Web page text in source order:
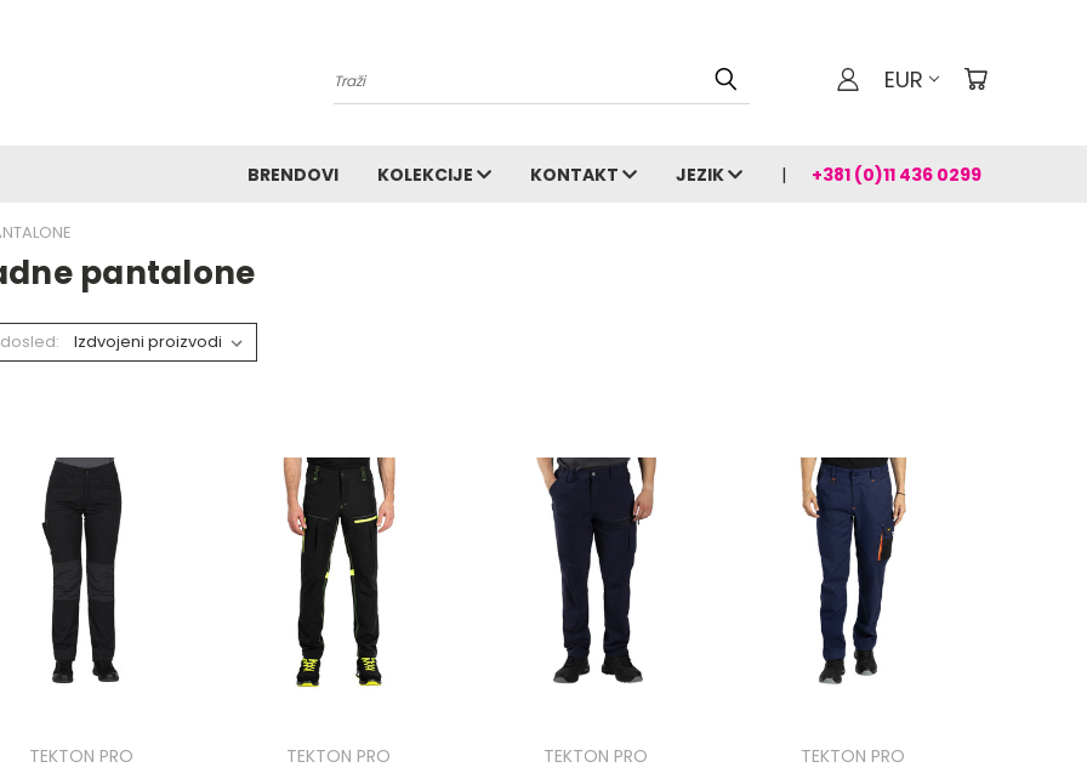
Pretraga EUR
BRENDOVI KOLEKCIJE KONTAKT JEZIK +381 (0)11 436 0299
pantalone
TEKTON PRO
TEKTON PRO
TEKTON PRO
TEKTON PRO